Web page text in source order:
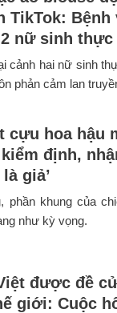
TikTok:
nữ sinh
cảnh hai nữ sinh
phản cảm lan
cựu hoa hậu
kiểm định,
giả’
phần khung của
như kỳ vọng.
được đề
giới: Cuộc